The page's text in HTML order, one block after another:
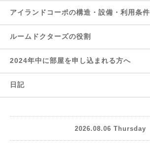
アイランドコーポの構造・設備・利用条件
ルームドクターズの役割
2024年中に部屋を申し込まれる方へ
日記
2026.08.06 Thursday